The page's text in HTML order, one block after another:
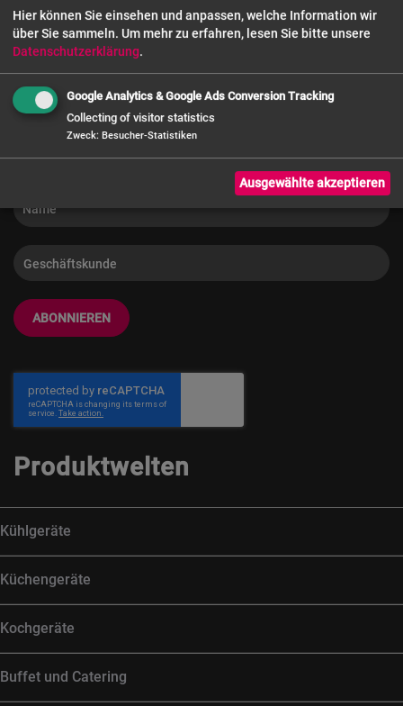
Wenn Sie unseren Newsletter abonnieren, willigen Sie damit ein, dass Ihre
Bestandsdaten wie E-Mail Adresse sowie (falls angegeben) Vorname, Name,
Kundengruppe gespeichert werden. Ihre Daten werden dann auf Grundlage
Ihrer Einwilligung gemäß Art. 6 Abs. 1 a) DSGVO verarbeitet. Newsletter-
Info
ABONNIEREN
Produktwelten
Kühlgeräte
Küchengeräte
Kochgeräte
Buffet und Catering
Hier können Sie einsehen und anpassen, welche Information wir
über Sie sammeln. Um mehr zu erfahren, lesen Sie bitte unsere
Datenschutzerklärung.
Google Analytics & Google Ads Conversion Tracking
Collecting of visitor statistics
Zweck: Besucher-Statistiken
Ausgewählte akzeptieren